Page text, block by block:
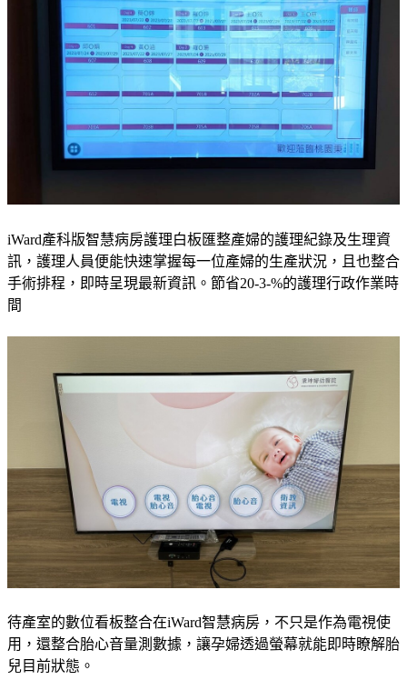
iWard產科版智慧病房護理白板匯整產婦的護理紀錄及生理資
訊，護理人員便能快速掌握每一位產婦的生產狀況，且也整合
手術排程，即時呈現最新資訊。節省20-3-%的護理行政作業時
間
待產室的數位看板整合在iWard智慧病房，不只是作為電視使
用，還整合胎心音量測數據，讓孕婦透過螢幕就能即時瞭解胎
兒目前狀態。